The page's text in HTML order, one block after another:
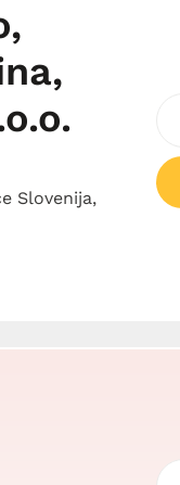
Slovenija,